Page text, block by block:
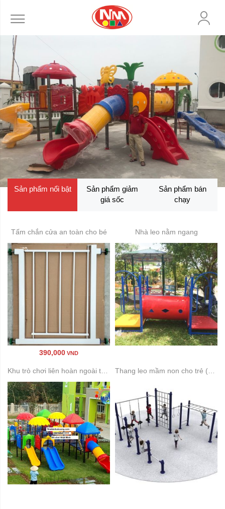
Sản phẩm nổi bật
Sản phẩm giảm
giá sốc
Sản phẩm bán
chạy
Tấm chắn cửa an toàn cho bé
390,000 VND
Nhà leo nằm ngang